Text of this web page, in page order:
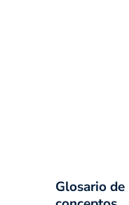
Glosario de